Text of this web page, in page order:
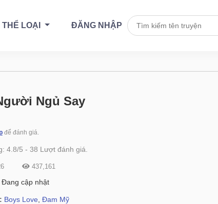
THỂ LOẠI ĐĂNG NHẬP
Ngủ Say
để đánh giá.
4.8/5 - 38 Lượt đánh giá.
437,161
Đang cập nhật
Boys Love, Đam Mỹ